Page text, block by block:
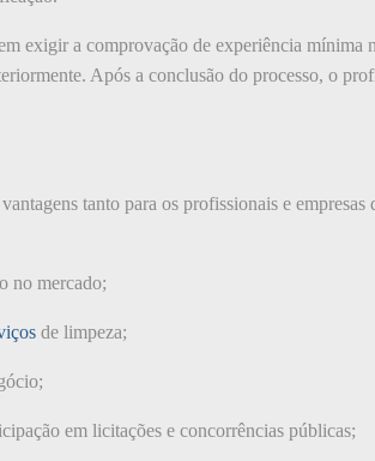
exigir a comprovação de experiência mínima
Após a conclusão do processo, o
tanto para os profissionais e
no mercado;
de limpeza;
em licitações e concorrências públicas;